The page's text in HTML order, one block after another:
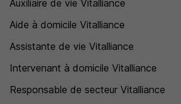
Auxiliaire de vie Vitalliance
Aide à domicile Vitalliance
Assistante de vie Vitalliance
Intervenant à domicile Vitalliance
Responsable de secteur Vitalliance